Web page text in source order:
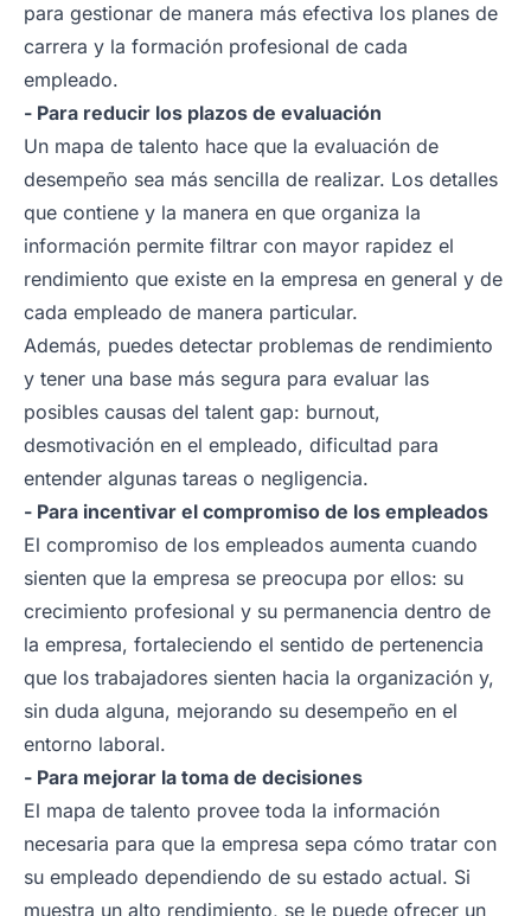
para gestionar de manera más efectiva los planes de
carrera y la formación profesional de cada
empleado.
- Para reducir los plazos de evaluación
Un mapa de talento hace que la evaluación de
desempeño sea más sencilla de realizar. Los detalles
que contiene y la manera en que organiza la
información permite filtrar con mayor rapidez el
rendimiento que existe en la empresa en general y de
cada empleado de manera particular.
Además, puedes detectar problemas de rendimiento
y tener una base más segura para evaluar las
posibles causas del talent gap: burnout,
desmotivación en el empleado, dificultad para
entender algunas tareas o negligencia.
- Para incentivar el compromiso de los empleados
El compromiso de los empleados aumenta cuando
sienten que la empresa se preocupa por ellos: su
crecimiento profesional y su permanencia dentro de
la empresa, fortaleciendo el sentido de pertenencia
que los trabajadores sienten hacia la organización y,
sin duda alguna, mejorando su desempeño en el
entorno laboral.
- Para mejorar la toma de decisiones
El mapa de talento provee toda la información
necesaria para que la empresa sepa cómo tratar con
su empleado dependiendo de su estado actual. Si
muestra un alto rendimiento, se le puede ofrecer un